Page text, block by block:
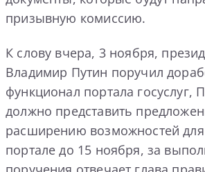
призывную комиссию.
К слову вчера, 3 ноября,
Владимир Путин поручил
функционал портала госуслуг,
должно представить
расширению возможностей
портале до 15 ноября, за